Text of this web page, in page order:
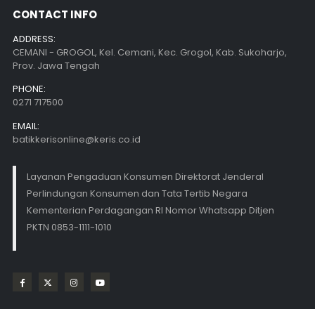
CONTACT INFO
ADDRESS:
CEMANI - GROGOL, Kel. Cemani, Kec. Grogol, Kab. Sukoharjo,
Prov. Jawa Tengah
PHONE:
0271 717500
EMAIL:
batikkerisonline@keris.co.id
Layanan Pengaduan Konsumen Direktorat Jenderal
Perlindungan Konsumen dan Tata Tertib Negara
Kementerian Perdagangan RI Nomor Whatsapp Ditjen
PKTN 0853-1111-1010